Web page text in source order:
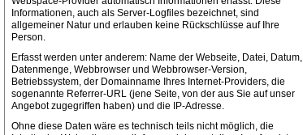
Informationen, auch als Server-Logfiles bezeichnet, sind
allgemeiner Natur und erlauben keine Rückschlüsse auf Ihre
Person.
Erfasst werden unter anderem: Name der Webseite, Datei, Datum,
Datenmenge, Webbrowser und Webbrowser-Version,
Betriebssystem, der Domainname Ihres Internet-Providers, die
sogenannte Referrer-URL (jene Seite, von der aus Sie auf unser
Angebot zugegriffen haben) und die IP-Adresse.
Ohne diese Daten wäre es technisch teils nicht möglich, die